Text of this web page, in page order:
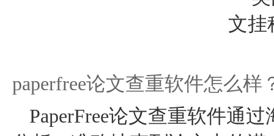
paperfree论文查重软件怎么样
PaperFree论文查重软件通